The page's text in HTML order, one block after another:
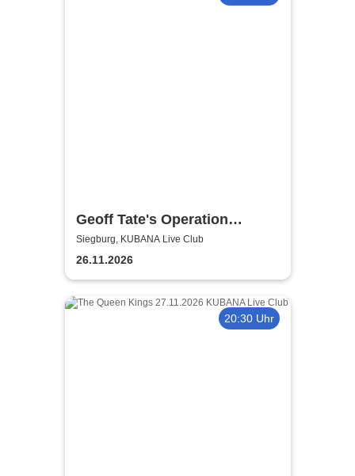
Geoff Tate's Operation
Mindcrime - The Final
Chapter
Siegburg, KUBANA Live Club
26.11.2026
20:30 Uhr